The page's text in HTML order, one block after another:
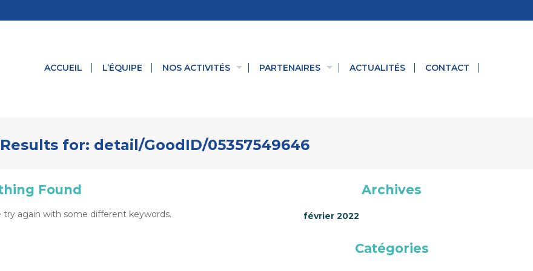
ACCUEIL L’ÉQUIPE NOS ACTIVITÉS PARTENAIRES ACTUALITÉS CONTACT
for: detail/GoodID/05357549646
Found
again with some different keywords.
Archives
février 2022
Catégories